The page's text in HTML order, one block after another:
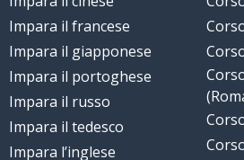
Impara il francese
Impara il giapponese
Impara il portoghese
Impara il russo
Impara il tedesco
Impara l’inglese